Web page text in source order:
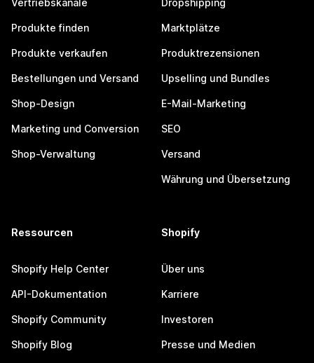
Vertriebskanäle
Produkte finden
Produkte verkaufen
Bestellungen und Versand
Shop-Design
Marketing und Conversion
Shop-Verwaltung
Dropshipping
Marktplätze
Produktrezensionen
Upselling und Bundles
E-Mail-Marketing
SEO
Versand
Währung und Übersetzung
Ressourcen
Shopify Help Center
API-Dokumentation
Shopify Community
Shopify Blog
Shopify
Über uns
Karriere
Investoren
Presse und Medien